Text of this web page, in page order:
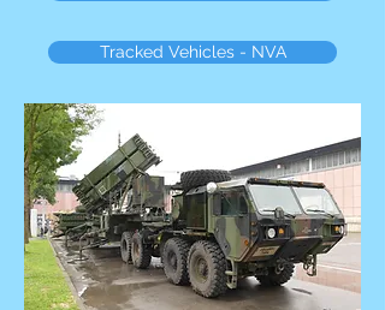
Tracked Vehicles - NVA